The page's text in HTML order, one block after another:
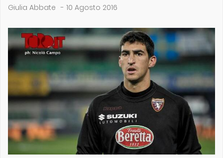
Giulia Abbate - 10 Agosto 2016